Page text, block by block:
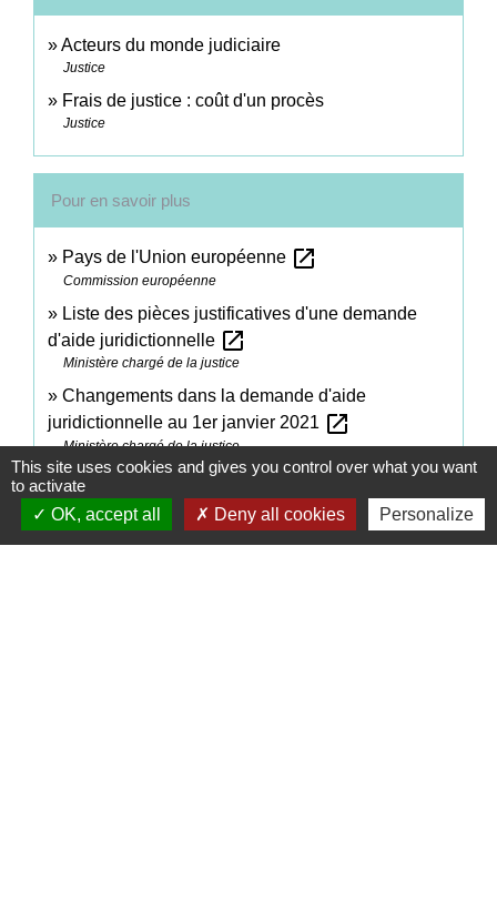
Acteurs du monde judiciaire
Justice
Frais de justice : coût d'un procès
Justice
Pour en savoir plus
Pays de l'Union européenne open_in_new
Commission européenne
Liste des pièces justificatives d'une demande
d'aide juridictionnelle open_in_new
Ministère chargé de la justice
Changements dans la demande d'aide
juridictionnelle au 1er janvier 2021 open_in_new
Ministère chargé de la justice
Signaler une erreur sur cette page
This site uses cookies and gives you control over what you want
to activate
OK, accept all
Deny all cookies Personalize